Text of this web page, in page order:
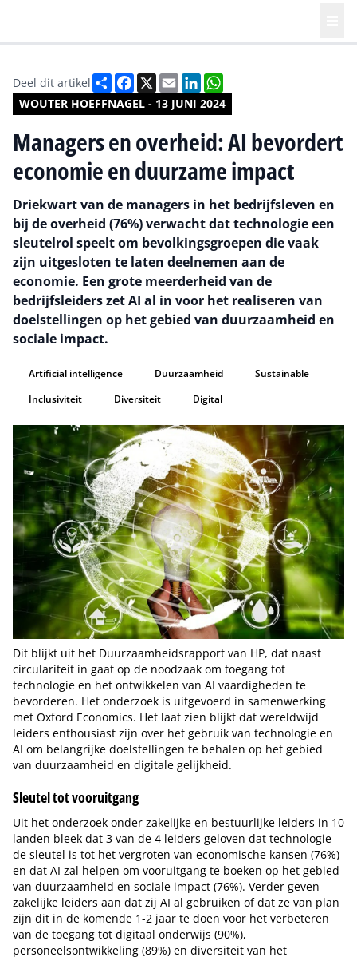
WOUTER HOEFFNAGEL - 13 JUNI 2024
Deel dit artikel DeelFacebook
X EmailLinkedIn
Managers en overheid: AI bevordert
economie en duurzame impact
Driekwart van de managers in het bedrijfsleven en
bij de overheid (76%) verwacht dat technologie een
sleutelrol speelt om bevolkingsgroepen die vaak
zijn uitgesloten te laten deelnemen aan de
economie. Een grote meerderheid van de
bedrijfsleiders zet AI al in voor het realiseren van
doelstellingen op het gebied van duurzaamheid en
sociale impact.
Artificial intelligence Duurzaamheid
Sustainable
Inclusiviteit
Diversiteit Digital
Dit blijkt uit het Duurzaamheidsrapport van HP, dat naast
circulariteit in gaat op de noodzaak om toegang tot
technologie en het ontwikkelen van AI vaardigheden te
bevorderen. Het onderzoek is uitgevoerd in samenwerking
met Oxford Economics. Het laat zien blijkt dat wereldwijd
leiders enthousiast zijn over het gebruik van technologie en
AI om belangrijke doelstellingen te behalen op het gebied
van duurzaamheid en digitale gelijkheid.
Sleutel tot vooruitgang
Uit het onderzoek onder zakelijke en bestuurlijke leiders in 10
landen bleek dat 3 van de 4 leiders geloven dat technologie
de sleutel is tot het vergroten van economische kansen (76%)
en dat AI zal helpen om vooruitgang te boeken op het gebied
van duurzaamheid en sociale impact (76%). Verder geven
zakelijke leiders aan dat zij AI al gebruiken of dat ze van plan
zijn dit in de komende 1-2 jaar te doen voor het verbeteren
van de toegang tot digitaal onderwijs (90%),
personeelsontwikkeling (89%) en diversiteit van het